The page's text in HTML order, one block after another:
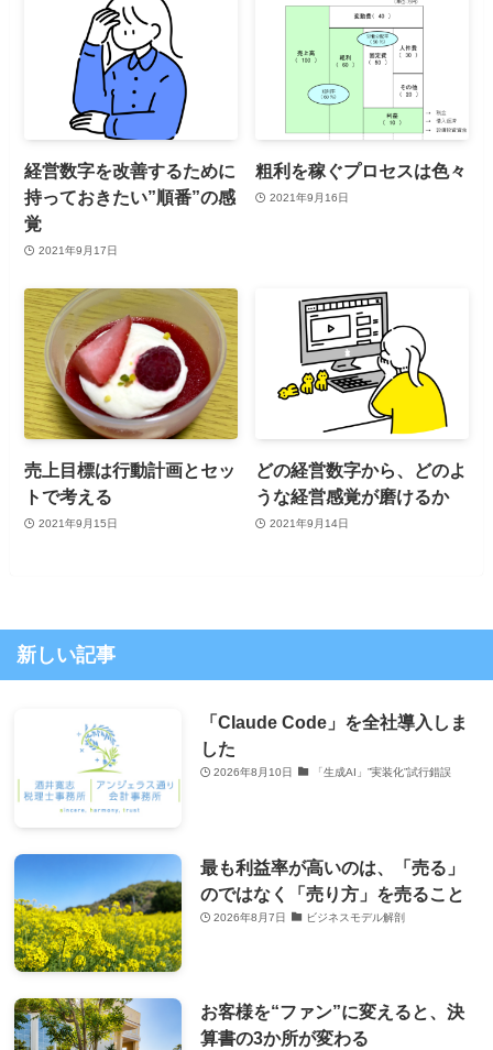
経営数字を改善するために
持っておきたい”順番”の感
覚
2021年9月17日
粗利を稼ぐプロセスは色々
2021年9月16日
売上目標は行動計画とセッ
トで考える
2021年9月15日
どの経営数字から、どのよ
うな経営感覚が磨けるか
2021年9月14日
新しい記事
「Claude Code」を全社導入しま
した
2026年8月10日 「生成AI」”実装化”試行錯誤
最も利益率が高いのは、「売る」
のではなく「売り方」を売ること
2026年8月7日 ビジネスモデル解剖
お客様を“ファン”に変えると、決
算書の3か所が変わる